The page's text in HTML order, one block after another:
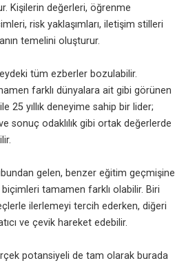
Kişilerin değerleri, öğrenme
risk yaklaşımları, iletişim stilleri
temelini oluşturur.
tüm ezberler bozulabilir.
farklı dünyalara ait gibi görünen
25 yıllık deneyime sahip bir lider;
sonuç odaklılık gibi ortak değerlerde
gelen, benzer eğitim geçmişine
biçimleri tamamen farklı olabilir. Biri
ilerlemeyi tercih ederken, diğeri
ve çevik hareket edebilir.
potansiyeli de tam olarak burada